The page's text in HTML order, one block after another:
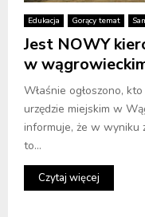
Edukacja Gorący temat
Jest NOWY
w
Właśnie ogłoszono,
urzędzie miejskim w
informuje, że w wyniku
to...
Czytaj więcej